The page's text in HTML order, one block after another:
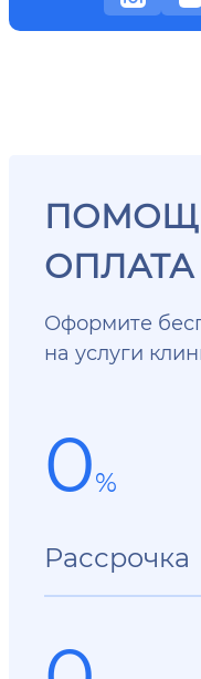
Оформите
на услуги
0%
Рассрочка